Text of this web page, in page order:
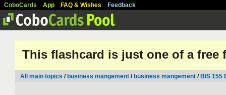
CoboCards App FAQ & Wishes Feedback
This flashcard is just one of a free
All main topics / business mangement / business mangement / BIS 155